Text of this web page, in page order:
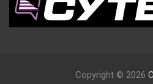
Copyright © 2026